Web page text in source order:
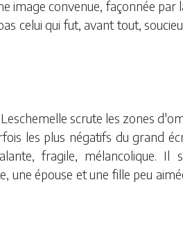
image convenue, façonnée par
celui qui fut, avant tout,
scrute les zones
les plus négatifs du grand
fragile, mélancolique. Il
une épouse et une fille peu